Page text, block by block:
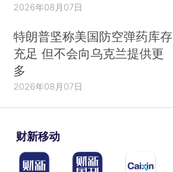
2026年08月07日
特朗普坚称美国防空弹药库存
充足 但不会向乌克兰提供更
多
2026年08月07日
财新移动